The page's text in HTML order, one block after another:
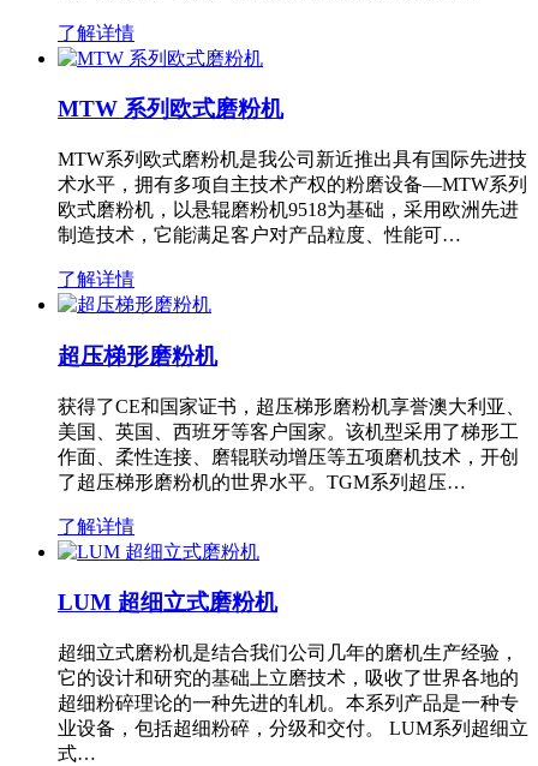
了解详情
MTW 系列欧式磨粉机
MTW系列欧式磨粉机是我公司新近推出具有国际先进技
术水平，拥有多项自主技术产权的粉磨设备—MTW系列
欧式磨粉机，以悬辊磨粉机9518为基础，采用欧洲先进
制造技术，它能满足客户对产品粒度、性能可…
了解详情
超压梯形磨粉机
获得了CE和国家证书，超压梯形磨粉机享誉澳大利亚、
美国、英国、西班牙等客户国家。该机型采用了梯形工
作面、柔性连接、磨辊联动增压等五项磨机技术，开创
了超压梯形磨粉机的世界水平。TGM系列超压…
了解详情
LUM 超细立式磨粉机
超细立式磨粉机是结合我们公司几年的磨机生产经验，
它的设计和研究的基础上立磨技术，吸收了世界各地的
超细粉碎理论的一种先进的轧机。本系列产品是一种专
业设备，包括超细粉碎，分级和交付。 LUM系列超细立
式…